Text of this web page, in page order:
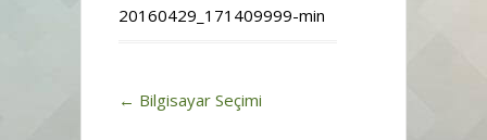
20160429_171409999-min
← Bilgisayar Seçimi